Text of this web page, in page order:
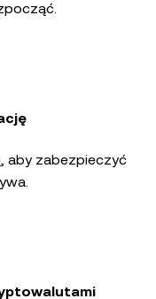
, aby zabezpieczyć